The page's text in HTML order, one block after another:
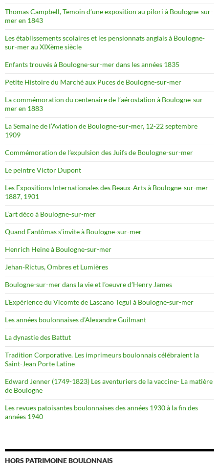
Thomas Campbell, Temoin d’une exposition au pilori à Boulogne-sur-
mer en 1843
Les établissements scolaires et les pensionnats anglais à Boulogne-
sur-mer au XIXème siècle
Enfants trouvés à Boulogne-sur-mer dans les années 1835
Petite Histoire du Marché aux Puces de Boulogne-sur-mer
La commémoration du centenaire de l’aérostation à Boulogne-sur-
mer en 1883
La Semaine de l’Aviation de Boulogne-sur-mer, 12-22 septembre
1909
Commémoration de l’expulsion des Juifs de Boulogne-sur-mer
Le peintre Victor Dupont
Les Expositions Internationales des Beaux-Arts à Boulogne-sur-mer
1887, 1901
L’art déco à Boulogne-sur-mer
Quand Fantômas s’invite à Boulogne-sur-mer
Henrich Heine à Boulogne-sur-mer
Jehan-Rictus, Ombres et Lumières
Boulogne-sur-mer dans la vie et l’oeuvre d’Henry James
L’Expérience du Vicomte de Lascano Tegui à Boulogne-sur-mer
Les années boulonnaises d’Alexandre Guilmant
La dynastie des Battut
Tradition Corporative. Les imprimeurs boulonnais célébraient la
Saint-Jean Porte Latine
Edward Jenner (1749-1823) Les aventuriers de la vaccine- La matière
de Boulogne
Les revues patoisantes boulonnaises des années 1930 à la fin des
années 1940
HORS PATRIMOINE BOULONNAIS